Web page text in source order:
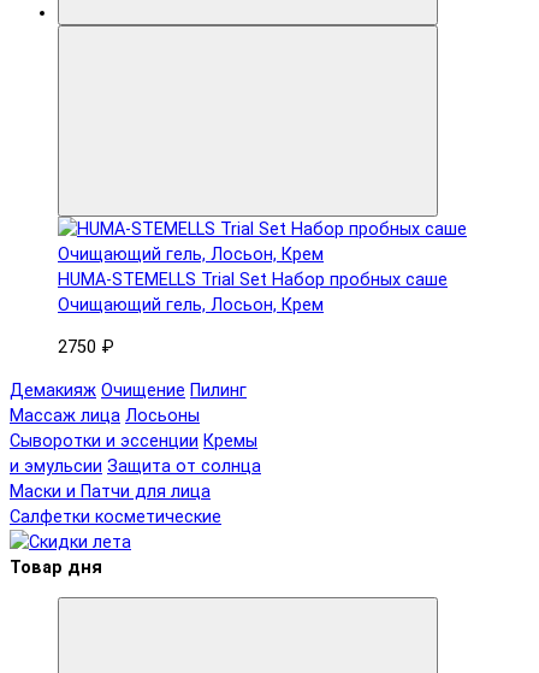
HUMA-STEMELLS Trial Set Набор пробных саше
Очищающий гель, Лосьон, Крем
2750 ₽
Демакияж Очищение Пилинг
Массаж лица Лосьоны
Сыворотки и эссенции Кремы
и эмульсии Защита от солнца
Маски и Патчи для лица
Салфетки косметические
Товар дня